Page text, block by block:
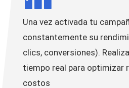
Una vez activada tu
constantemente su
clics, conversiones).
tiempo real para optimizar
costos